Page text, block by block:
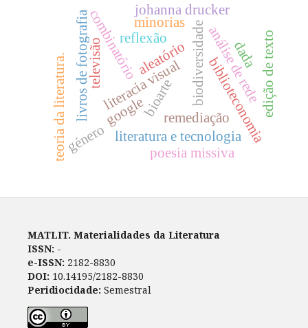
biodiversidade
bioarte
combinatório
remediação
google
livros de fotografia literacia visual biblioteconomia
johanna drucker
aleatório análise de rede
literatura e tecnologia
reflexão
género poesia missiva
dada
minorias
teoria da literatura. edição de texto
televisão
MATLIT. Materialidades da Literatura
ISSN: -
e-ISSN: 2182-8830
DOI: 10.14195/2182-8830
Peridiocidade: Semestral